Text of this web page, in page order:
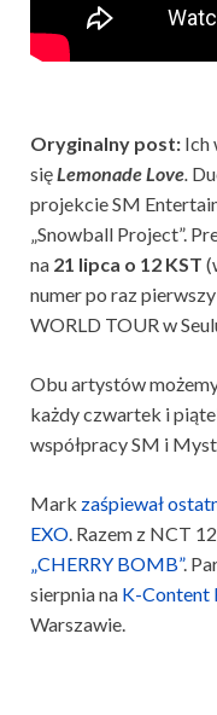
Oryginalny post: Ich
sięLemonade Love.
projekcie SM
„Snowball Project”.
na 21 lipca o 12 KST
numer po raz
WORLD TOUR w
Obu artystów
każdy czwartek i
współpracy SM i
Mark zaśpiewał
EXO. Razem z NCT
„CHERRY BOMB”.
sierpnia na K-Content
Warszawie.